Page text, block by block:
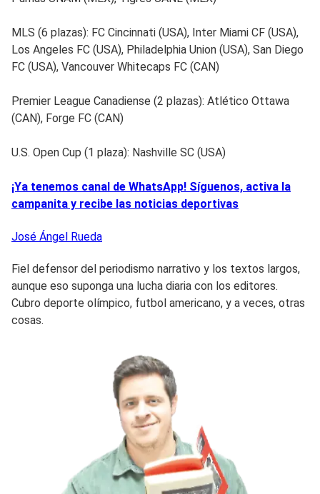
MLS (6 plazas): FC Cincinnati (USA), Inter Miami CF (USA),
Los Angeles FC (USA), Philadelphia Union (USA), San Diego
FC (USA), Vancouver Whitecaps FC (CAN)
Premier League Canadiense (2 plazas): Atlético Ottawa
(CAN), Forge FC (CAN)
U.S. Open Cup (1 plaza): Nashville SC (USA)
¡Ya tenemos canal de WhatsApp! Síguenos, activa la
campanita y recibe las noticias deportivas
José Ángel Rueda
Fiel defensor del periodismo narrativo y los textos largos,
aunque eso suponga una lucha diaria con los editores.
Cubro deporte olímpico, futbol americano, y a veces, otras
cosas.